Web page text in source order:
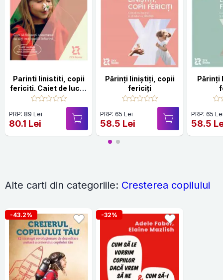
Parinti linistiti, copii
fericiti. Caiet de lucru
cu tine
PRP: 89 Lei
80.1 Lei
Părinți liniștiți, copii
fericiți
PRP: 65 Lei
58.5 Lei
Părinți
PRP: 65
58.5
Alte carti din categoriile: Cresterea copilului
-43.2% -32%